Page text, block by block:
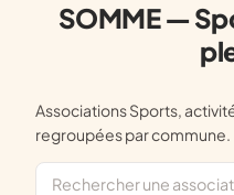
SOMME —
Associations Sports, activités de plein air SOMME
regroupées par commune.